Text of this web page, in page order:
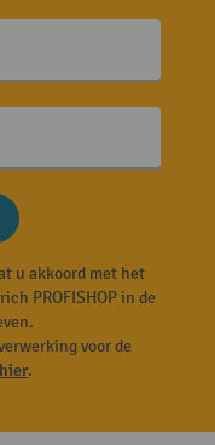
u akkoord met het
PROFISHOP in de
voor de
hier.